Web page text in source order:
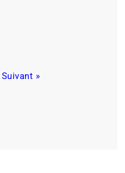
Suivant »